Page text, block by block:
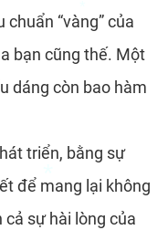
*
“vàng” của
bạn cũng thế. Một
dáng còn bao hàm
triển, bằng sự
để mang lại không
sự hài lòng của